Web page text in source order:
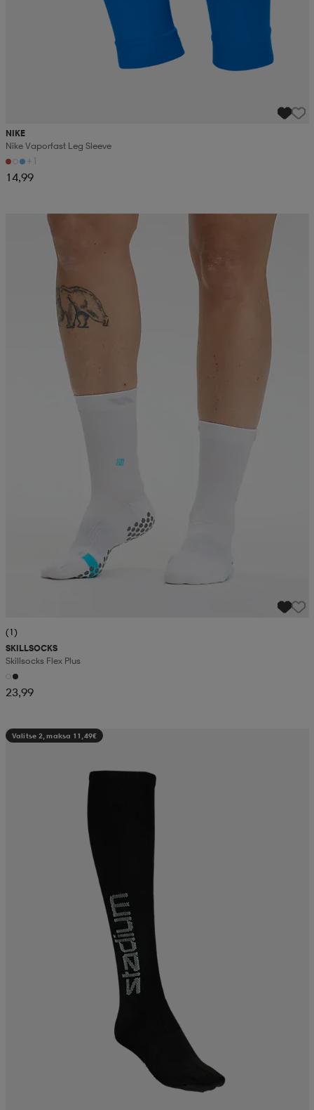
NIKE
Nike Vaporfast Leg Sleeve
+1
14,99
(1)
SKILLSOCKS
Skillsocks Flex Plus
23,99
Valitse 2, maksa 11,49€